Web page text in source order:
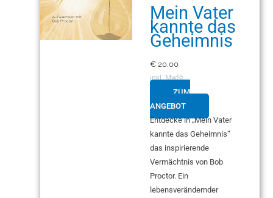
Mein Vater
kannte das
Geheimnis
€20,00
inkl. MwSt.
ZUM
ANGEBOT
Entdecke in „Mein Vater
kannte das Geheimnis“
das inspirierende
Vermächtnis von Bob
Proctor. Ein
lebensverändernder